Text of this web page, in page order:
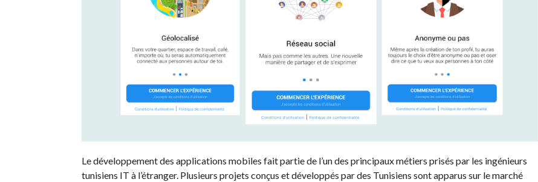
Le développement des applications mobiles fait partie de l’un des principaux métiers prisés par les ingénieurs
tunisiens IT à l’étranger. Plusieurs projets conçus et développés par des Tunisiens sont apparus sur le marché